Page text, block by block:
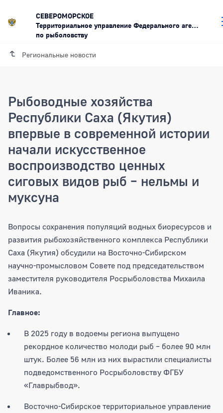
СЕВЕРОМОРСКОЕ
Территориальное управление Федерального агентства
по рыболовству
Региональные новости
Рыбоводные хозяйства
Республики Саха (Якутия)
впервые в современной истории
начали искусственное
воспроизводство ценных
сиговых видов рыб – нельмы и
муксуна
Рыбоводные хозяйства Республики
Вопросы сохранения популяций водных биоресурсов и
развития рыбохозяйственного комплекса Республики
Саха (Якутия) обсудили на Восточно-Сибирском
научно-промысловом Совете под председательством
заместителя руководителя Росрыболовства Михаила
Иваника.
Главное:
В 2025 году в водоемы региона выпущено
рекордное количество молоди рыб – более 90 млн
штук. Более 56 млн из них вырастили специалисты
подведомственного Росрыболовству ФГБУ
«Главрыбвод».
Восточно-Сибирское территориальное управление